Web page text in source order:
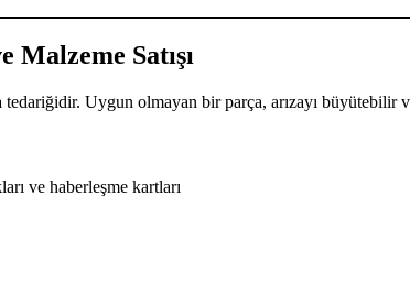
Malzeme Satışı
tedariğidir. Uygun olmayan bir parça, arızayı
ve haberleşme kartları